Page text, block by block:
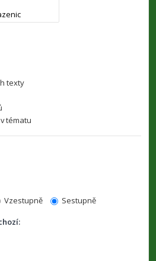
texty
tématu
Vzestupně
Sestupně